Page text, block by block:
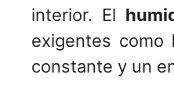
interior. El
exigentes como
constante y un